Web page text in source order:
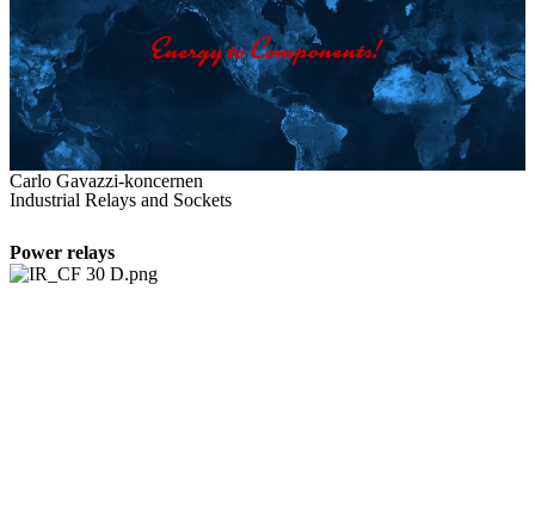
Carlo Gavazzi-koncernen
Industrial Relays and Sockets
Power relays